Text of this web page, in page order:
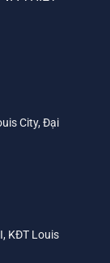
City, Đại
KĐT Louis